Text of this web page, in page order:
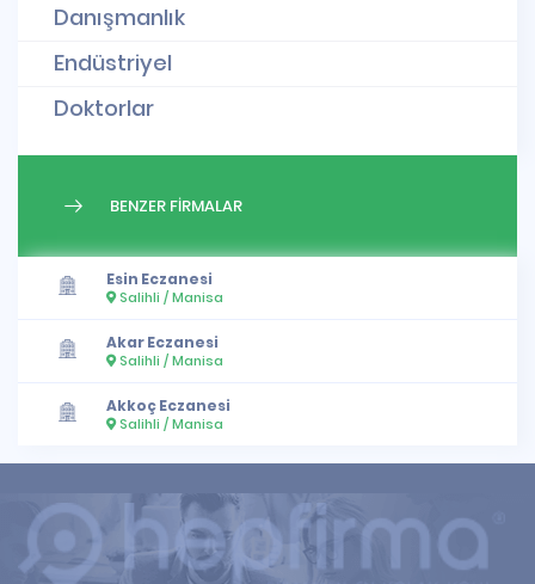
Danışmanlık
Endüstriyel
Doktorlar
BENZER FİRMALAR
Esin Eczanesi
Salihli / Manisa
Akar Eczanesi
Salihli / Manisa
Akkoç Eczanesi
Salihli / Manisa